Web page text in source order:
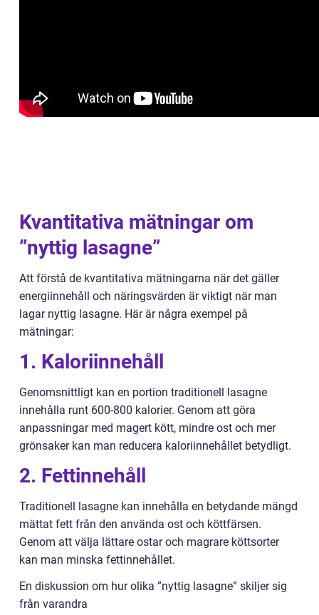
Kvantitativa mätningar om
”nyttig lasagne”
Att förstå de kvantitativa mätningarna när det gäller
energiinnehåll och näringsvärden är viktigt när man
lagar nyttig lasagne. Här är några exempel på
mätningar:
1. Kaloriinnehåll
Genomsnittligt kan en portion traditionell lasagne
innehålla runt 600-800 kalorier. Genom att göra
anpassningar med magert kött, mindre ost och mer
grönsaker kan man reducera kaloriinnehållet betydligt.
2. Fettinnehåll
Traditionell lasagne kan innehålla en betydande mängd
mättat fett från den använda ost och köttfärsen.
Genom att välja lättare ostar och magrare köttsorter
kan man minska fettinnehållet.
En diskussion om hur olika ”nyttig lasagne” skiljer sig
från varandra